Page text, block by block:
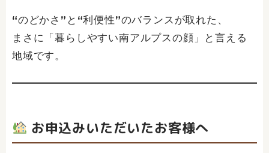
“のどかさ”と“利便性”のバランスが取れた、
まさに「暮らしやすい南アルプスの顔」と言える
地域です。
お申込みいただいたお客様へ